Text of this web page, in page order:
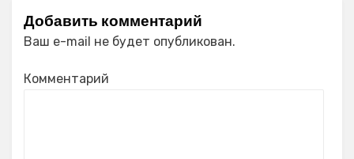
Добавить комментарий
Ваш e-mail не будет опубликован.
Комментарий